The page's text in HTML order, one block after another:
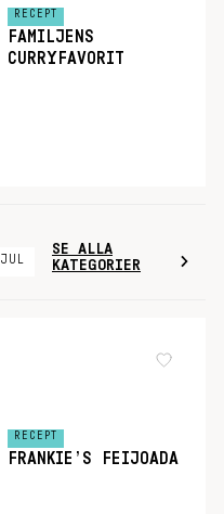
RECEPT
FAMILJENS
CURRYFAVORIT
JUL
SE ALLA
KATEGORIER
RECEPT
FRANKIE’S FEIJOADA